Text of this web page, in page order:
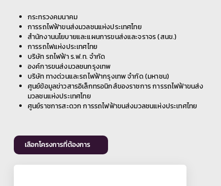
กระทรวงคมนาคม
การรถไฟฟ้าขนส่งมวลชนแห่งประเทศไทย
สำนักงานนโยบายและแผนการขนส่งและจราจร (สนข.)
การรถไฟแห่งประเทศไทย
บริษัท รถไฟฟ้า ร.ฟ.ท. จำกัด
องค์การขนส่งมวลชนกรุงเทพ
บริษัท ทางด่วนและรถไฟฟ้ากรุงเทพ จำกัด (มหาชน)
ศูนย์ข้อมูลข่าวสารอิเล็กทรอนิกส์ของราชการ การรถไฟฟ้าขนส่ง
มวลชนแห่งประเทศไทย
ศูนย์ราชการสะดวก การรถไฟฟ้าขนส่งมวลชนแห่งประเทศไทย
เลือกโครงการที่ต้องการ